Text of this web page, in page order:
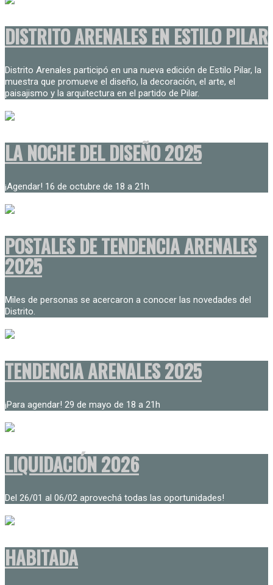
DISTRITO ARENALES EN ESTILO PILAR
Distrito Arenales participó en una nueva edición de Estilo Pilar, la
muestra que promueve el diseño, la decoración, el arte, el
paisajismo y la arquitectura en el partido de Pilar.
LA NOCHE DEL DISEÑO 2025
¡Agendar! 16 de octubre de 18 a 21h
POSTALES DE TENDENCIA ARENALES
2025
Miles de personas se acercaron a conocer las novedades del
Distrito.
TENDENCIA ARENALES 2025
¡Para agendar! 29 de mayo de 18 a 21h
LIQUIDACIÓN 2026
Del 26/01 al 06/02 aprovechá todas las oportunidades!
HABITADA